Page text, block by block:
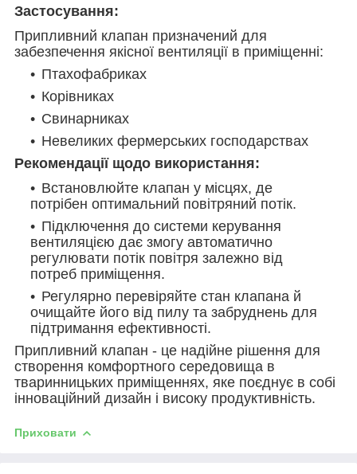
Застосування:
Припливний клапан призначений для
забезпечення якісної вентиляції в приміщенні:
Птахофабриках
Корівниках
Свинарниках
Невеликих фермерських господарствах
Рекомендації щодо використання:
Встановлюйте клапан у місцях, де
потрібен оптимальний повітряний потік.
Підключення до системи керування
вентиляцією дає змогу автоматично
регулювати потік повітря залежно від
потреб приміщення.
Регулярно перевіряйте стан клапана й
очищайте його від пилу та забруднень для
підтримання ефективності.
Припливний клапан - це надійне рішення для
створення комфортного середовища в
тваринницьких приміщеннях, яке поєднує в собі
інноваційний дизайн і високу продуктивність.
Приховати